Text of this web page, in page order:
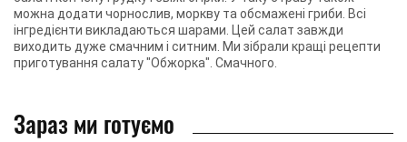
можна додати чорнослив, моркву та обсмажені гриби. Всі
інгредієнти викладаються шарами. Цей салат завжди
виходить дуже смачним і ситним. Ми зібрали кращі рецепти
приготування салату "Обжорка". Смачного.
Зараз ми готуємо